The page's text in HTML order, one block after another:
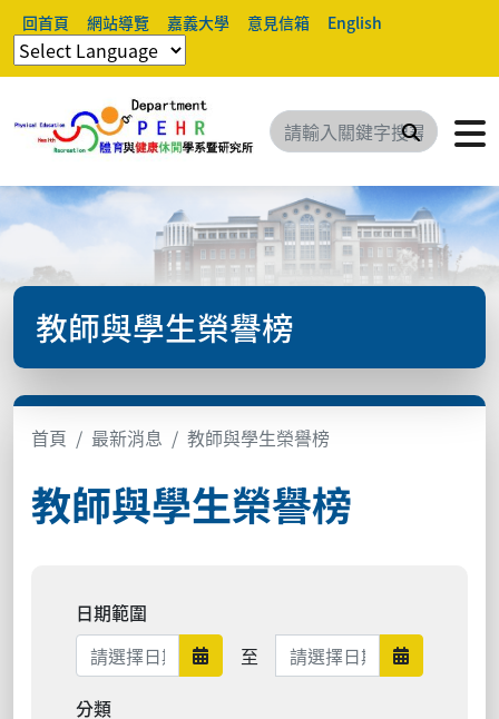
回首頁 網站導覽 嘉義大學 意見信箱 English
搜尋
教師與學生榮譽榜
首頁 最新消息 教師與學生榮譽榜
教師與學生榮譽榜
日期範圍
日期範圍開始
至 日期範圍結束 日期範圍
分類